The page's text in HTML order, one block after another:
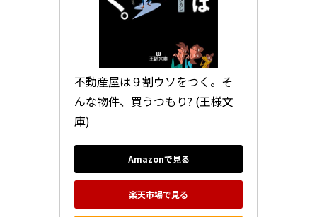
不動産屋は９割ウソをつく。―――そ
んな物件、買うつもり? (王様文
庫)
Amazonで見る
楽天市場で見る